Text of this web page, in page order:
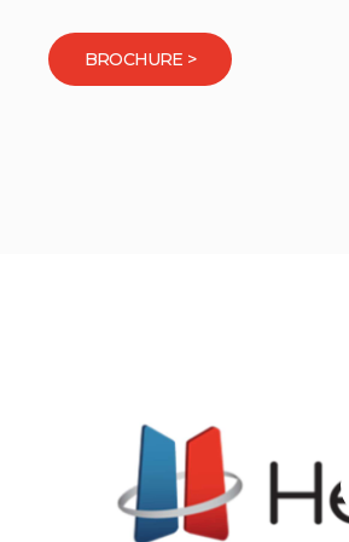
BROCHURE >